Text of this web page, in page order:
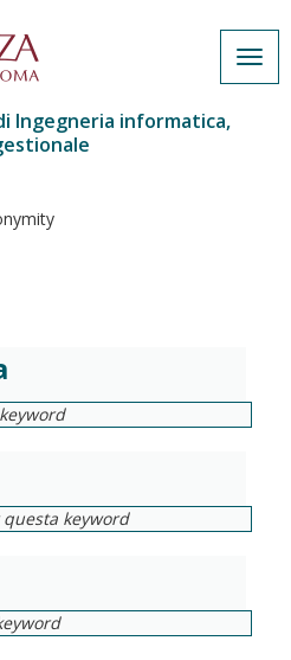
Ingegneria informatica,
keyword